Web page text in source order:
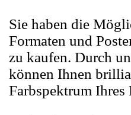
Sie haben die
Formaten und
zu kaufen. Durch
können Ihnen
Farbspektrum